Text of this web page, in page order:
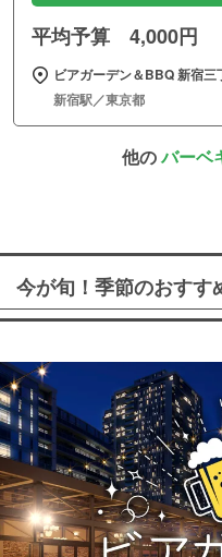
平均予算 4,000円
ビアガーデン＆BBQ 新宿三
新宿駅／東京都
他のバーベ
今が旬！季節のおすす